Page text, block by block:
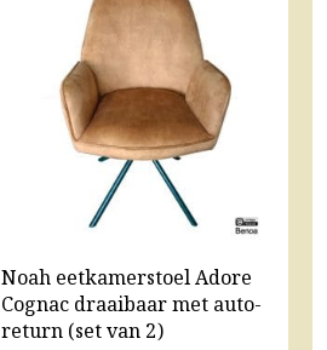
Noah eetkamerstoel Adore
Cognac draaibaar met auto-
return (set van 2)